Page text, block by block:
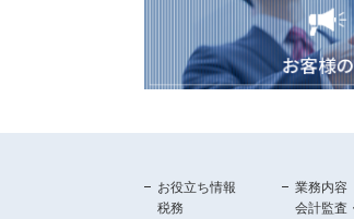
お役立ち情報
税務
業務内容
会計監査